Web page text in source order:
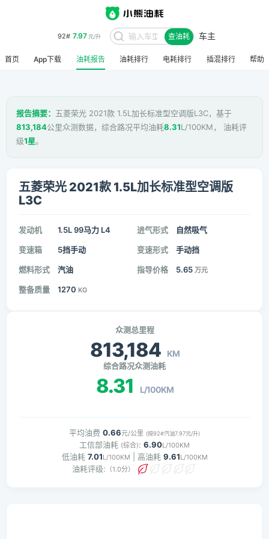
92# 7.97元/升 查油耗 车主
首页 App下载 油耗报告 油耗排行 电耗排行 插混排行 帮助
报告摘要： 五菱荣光 2021款 1.5L加长标准型空调版L3C，基于
813,184公里众测数据，综合路况平均油耗8.31L/100KM， 油耗评
级1星。
五菱荣光 2021款 1.5L加长标准型空调版
L3C
发动机 1.5L 99马力 L4 进气形式 自然吸气
变速箱 5挡手动 变速形式 手动挡
燃料形式 汽油 指导价格 5.65 万元
整备质量 1270 KG
众测总里程
813,184 KM
综合路况众测油耗
8.31 L/100KM
平均油费 0.66元/公里 (按92#汽油7.97元/升)
工信部油耗 (综合): 6.90L/100KM
低油耗 7.01L/100KM | 高油耗 9.61L/100KM
油耗评级: （1.0分）